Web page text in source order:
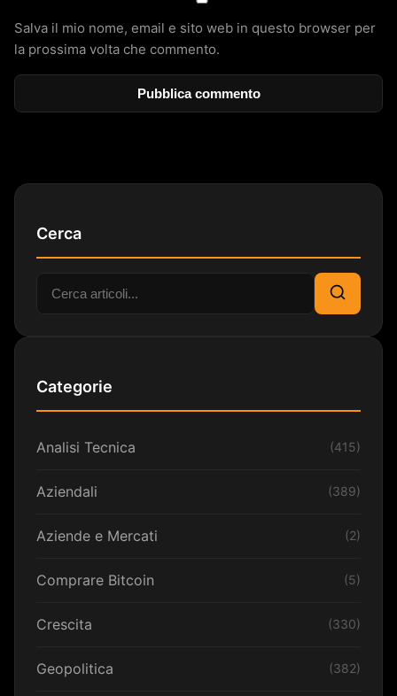
Salva il mio nome, email e sito web in questo browser per
la prossima volta che commento.
Cerca
Cerca:
Cerca
Categorie
Analisi Tecnica (415)
Aziendali (389)
Aziende e Mercati (2)
Comprare Bitcoin (5)
Crescita (330)
Geopolitica (382)